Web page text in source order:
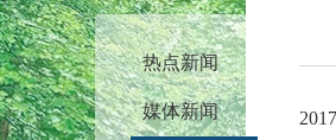
热点新闻
媒体新闻